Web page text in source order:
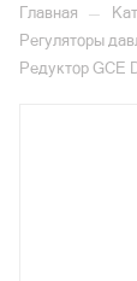
Главная —
Регуляторы
Редуктор GCE